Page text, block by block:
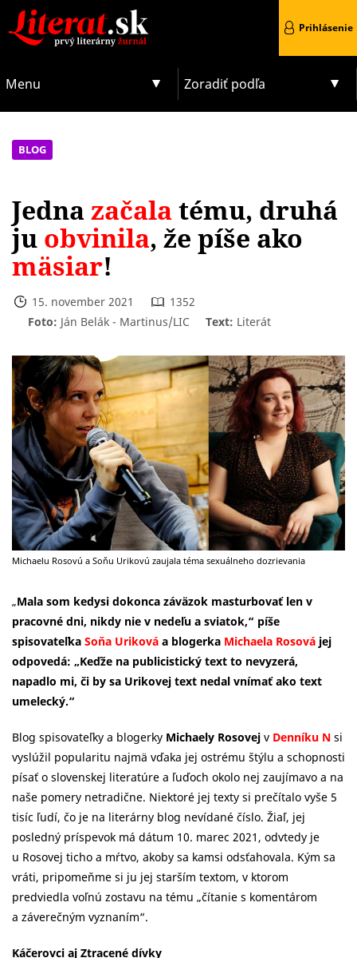
Menu Zoradiť podľa
Prihlásenie
BLOG
Jednazačalatému, druhá
ju obvinila, že píše ako
mäsiar!
15. november 2021
1352
Text: Literát
Foto: Ján Belák - Martinus/LIC
Michaelu Rosovú a Soňu Urikovú zaujala téma sexuálneho dozrievania
„Mala som kedysi dokonca záväzok masturbovať len v
pracovné dni, nikdy nie v nedeľu a sviatok,“ píše
spisovateľka Soňa Uriková a blogerka Michaela Rosová jej
odpovedá: „Keďže na publicistický text to nevyzerá,
napadlo mi, či by sa Urikovej text nedal vnímať ako text
umelecký.“
Blog spisovateľky a blogerky Michaely Rosovej v Denníku N si
vyslúžil popularitu najmä vďaka jej ostrému štýlu a schopnosti
písať o slovenskej literatúre a ľuďoch okolo nej zaujímavo a na
naše pomery netradične. Niektoré jej texty si prečítalo vyše 5
tisíc ľudí, čo je na literárny blog nevídané číslo. Žiaľ, jej
posledný príspevok má dátum 10. marec 2021, odvtedy je
u Rosovej ticho a mŕtvo, akoby sa kamsi odsťahovala. Kým sa
vráti, pripomeňme si ju jej starším textom, v ktorom
predviedla voľnú zostavu na tému „čítanie s komentárom
a záverečným vyznaním“.
Káčerovci aj Ztracené dívky